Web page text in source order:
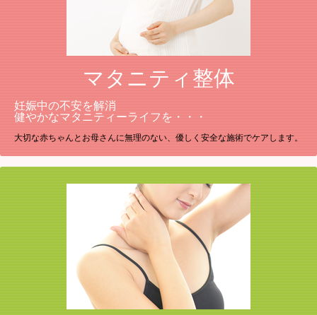
マタニティ整体
妊娠中の不安を解消
健やかなマタニティーライフを・・・
大切な赤ちゃんとお母さんに無理のない、優しく安全な施術でケアします。